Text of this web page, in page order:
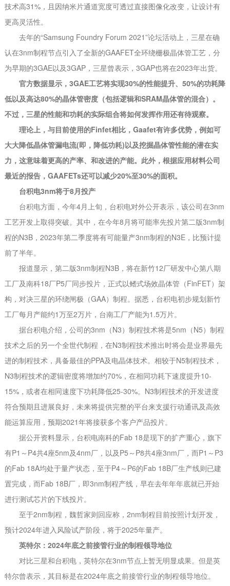
技术高31%，且因纳米片通道宽度可透过直接图像化改变，让设计有
更高灵活性。
去年的“Samsung Foundry Forum 2021”论坛活动上，三星在确
认在3nm制程节点引入了全新的GAAFET全环绕栅极晶体管工艺，分
为早期的3GAE以及3GAP，三星曾表示，3GAP也将在2023年出货。
官方数据显示，3GAE工艺将实现30%的性能提升、50%的功耗降
低以及高达80%的晶体管密度（包括逻辑和SRAM晶体管的混合）。
不过，三星的性能和功耗的实际组合将如何发挥作用还有待观察。
理论上，与目前使用的Finfet相比，Gaafet有许多优势，例如可
大大降低晶体管漏电流(即，降低功耗)以及挖掘晶体管性能的潜在实
力，这意味着更高的产率、和改进的产能。此外，根据应用材料公司
最近的报告，GAAFETs还可以减少20%至30%的面积。
台积电3nm将于8月投产
台积电方面，今年4月上旬，台积电对外公开表示，该公司在3nm
工艺开发上取得突破。其中，在今年8月将可能率先投片第二版3nm制
程的N3B，2023年第二季度将有可能量产3nm制程的N3E，比预计提
前了半年。
报道显示，第二版3nm制程N3B，将在新竹12厂研发中心第八期
工厂及南科18厂P5厂同步投片，正式以鳍式场效晶体管（FinFET）架
构，对决三星的环绕闸极（GAA）制程。据悉，台积电初步规划新竹
工厂每月产能约1万至2万片，台南工厂产能为1.5万片。
据台积电介绍，公司的3nm（N3）制程技术将是5nm（N5）制程
技术之后的另一个全世代制程，在N3制程技术推出时将会是业界最先
进的制程技术，具备最佳的PPA及电晶体技术。相较于N5制程技术，
N3制程技术的逻辑密度将增加约70%，在相同功耗下速度提升10-
15%，或者在相同速度下功耗降低25-30%。N3制程技术的开发进度
符合预期且进展良好，未来将提供完整的平台来支援行动通讯及高效
能运算应用，预期2021年将接获多个客户产品投片。
据公开资料显示，台积电南科的Fab 18是现下的扩产重心，旗下
有P1～P4共4座5nm及4nm厂，以及P5～P8共4座3nm厂，而P1～P3
的Fab 18A均处于量产状态，至于P4～P6的Fab 18B厂生产线则已建
置完成，而Fab 18B厂，即3nm制程产线，早在去年年年底就已开始
进行测试芯片的下线投片。
至于2nm制程，魏哲家则回应称，2nm制程目前按照计划开发，
预计2024年进入风险试产阶段，将于2025年量产。
英特尔：2024年底之前接管行业的制程领导地位
对比三星和台积电，英特尔在3nm节点上暂无明显成果。但是英
特尔曾表示，其目标是在2024年底之前接管行业的制程领导地位。